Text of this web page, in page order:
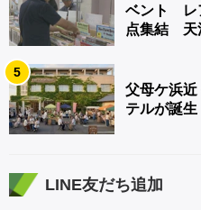
ベント レ
点集結 天
5
父母ケ浜
テルが誕
LINE友だち追加